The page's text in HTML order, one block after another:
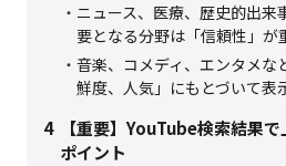
ニュース、医療、歴史的出来
要となる分野は「信頼性」が
音楽、コメディ、エンタメな
鮮度、人気」にもとづいて表
4
【重要】YouTube検索結果
ポイント